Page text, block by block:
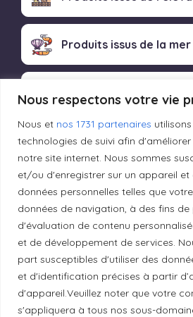
Nous respectons votre vie
Nous et nos 1731 partenaires
technologies de suivi afin
notre site internet. Nous sommes
et/ou d'enregistrer sur un appareil
données personnelles telles que
données de navigation, à des fins
d'évaluation de contenu
et de développement de services.
part susceptibles d'utiliser des
et d'identification précises à partir
d'appareil.Veuillez noter que votre
s'appliquera à tous nos sous-
Produits issus de la
Produits transformés
Liens utiles
Mentions légales
Politique de confidentialité
Principes de publication